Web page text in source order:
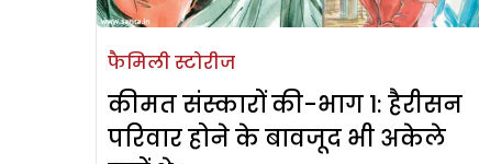
फैमिली स्टोरीज
कीमत संस्कारों की-भाग 1: हैरीसन
परिवार होने के बावजूद भी अकेले